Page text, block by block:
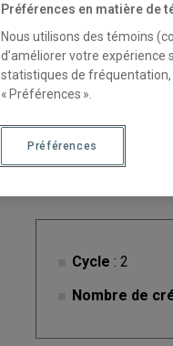
COURS//
Cycle : 2
Nombre de
Préférences en matière de
Nous utilisons des témoins
d’améliorer votre expérience
statistiques de
« Préférences ».
Préférences